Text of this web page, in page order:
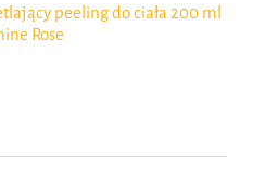
peeling do ciała 200 ml
Rose